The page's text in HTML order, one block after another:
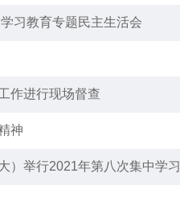
习教育专题民主生活会
作进行现场督查
神
）举行2021年第八次集中学习